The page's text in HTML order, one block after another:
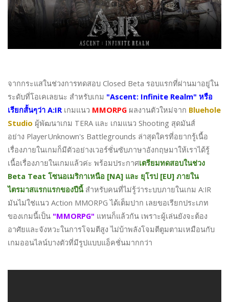
จากกระแสในช่วงการทดสอบ Closed Beta รอบแรกที่ผ่านมาอยู่ใน
ระดับที่โอเคเลยนะ สำหรับเกม "Ascent: Infinite Realm" หรือ
เรียกสั้นๆว่า A:IR เกมแนว MMORPG ผลงานตัวใหม่จาก Bluehole
Studio ผู้พัฒนาเกม TERA และ เกมแนว Shooting สุดมันส์
อย่าง PlayerUnknown's Battlegrounds ล่าสุดใครที่อยากรู้เนื้อ
เรื่องภายในเกมก็มีตัวอย่างเวอร์ชั่นซับภาษาอังกฤษมาให้เราได้รู้
เนื้อเรื่องภายในเกมแล้วค่ะ พร้อมประกาศเตรียมทดสอบในช่วง
Beta Teat โซนอเมริกาเหนือ [NA] และ ยุโรป [EU] ภายใน
ไตรมาสแรกแรกของปีนี้ สำหรับคนที่ไม่รู้ว่าระบบภายในเกม A:IR
มันไม่ใช่แนว Action MMORPG ได้เต็มปาก เลยขอเรียกประเภท
ของเกมนี้เป็น "MMORPG" แทนก็แล้วกัน เพราะผู้เล่นยังจะต้อง
อาศัยและจังหวะในการโจมตีสูง ไม่บ้าพลังโจมตีตูมตามเหมือนกับ
เกมออนไลน์บางตัวที่มีรูปแบบแอ็คชั่นมากกว่า